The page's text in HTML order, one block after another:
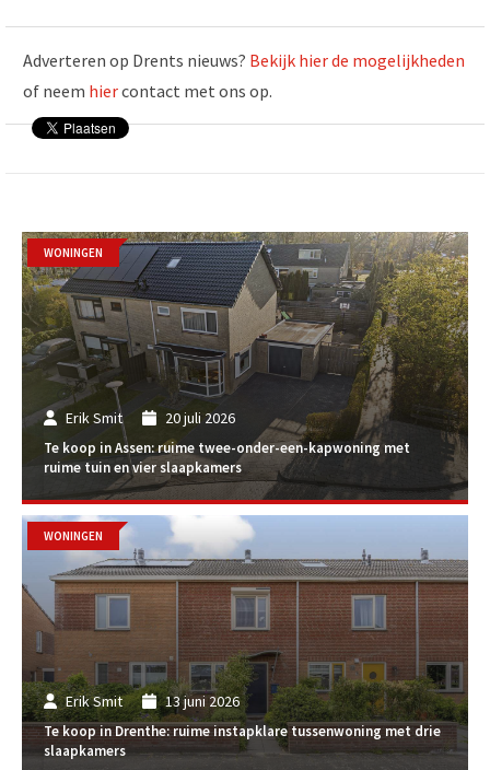
Adverteren op Drents nieuws? Bekijk hier de mogelijkheden
of neem hiercontact met ons op.
Erik Smit 20 juli 2026
Te koop in Assen: ruime twee-onder-een-kapwoning met
ruime tuin en vier slaapkamers
WONINGEN
Erik Smit 13 juni 2026
Te koop in Drenthe: ruime instapklare tussenwoning met drie
slaapkamers
WONINGEN